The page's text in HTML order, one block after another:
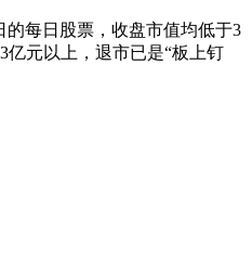
每日股票，收盘市值均低于3
亿元以上，退市已是“板上钉